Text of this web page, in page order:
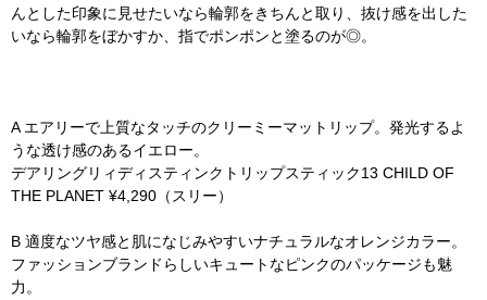
んとした印象に見せたいなら輪郭をきちんと取り、抜け感を出した
いなら輪郭をぼかすか、指でポンポンと塗るのが◎。
A エアリーで上質なタッチのクリーミーマットリップ。発光するよ
うな透け感のあるイエロー。
デアリングリィディスティンクトリップスティック13 CHILD OF
THE PLANET ¥4,290（スリー）
B 適度なツヤ感と肌になじみやすいナチュラルなオレンジカラー。
ファッションブランドらしいキュートなピンクのパッケージも魅
力。